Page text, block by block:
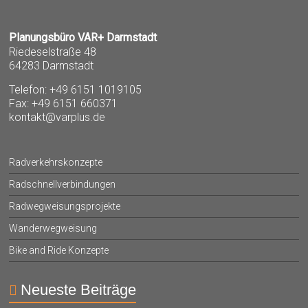
Planungsbüro VAR+ Darmstadt
Riedeselstraße 48
64283 Darmstadt
Telefon: +49 6151 1019105
Fax: +49 6151 660371
kontakt@varplus.de
Radverkehrskonzepte
Radschnellverbindungen
Radwegweisungsprojekte
Wanderwegweisung
Bike and Ride Konzepte
Neueste Beiträge